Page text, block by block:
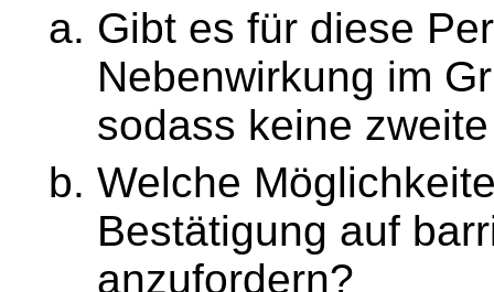
Gibt es für diese
Nebenwirkung im
sodass keine
Welche
Bestätigung auf
anzufordern?